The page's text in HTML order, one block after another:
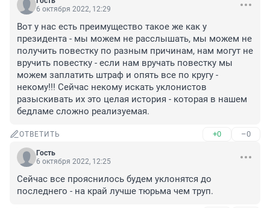
6 октября 2022, 12:29
Вот у нас есть преимущество такое же как у
президента - мы можем не расслышать, мы можем не
получить повестку по разным причинам, нам могут не
вручить повестку - если нам вручать повестку мы
можем заплатить штраф и опять все по кругу -
некому!!! Сейчас некому искать уклонистов
разыскивать их это целая история - которая в нашем
бедламе сложно реализуемая.
ОТВЕТИТЬ +0 –0
Гость
6 октября 2022, 12:25
Сейчас все прояснилось будем уклонятся до
последнего - на край лучше тюрьма чем труп.